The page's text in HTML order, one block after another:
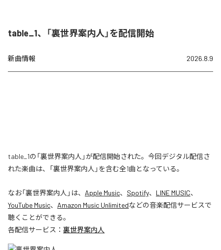
table_1、「裏世界案内人」を配信開始
新曲情報 2026.8.9
table_1の「裏世界案内人」が配信開始された。今回デジタル配信さ
れた楽曲は、「裏世界案内人」を含む全1曲となっている。
なお「裏世界案内人 」は、 Apple Music、 Spotify、 LINE MUSIC、
YouTube Music、 Amazon Music Unlimitedなどの音楽配信サービスで
聴くことができる。
各配信サービス： 裏世界案内人